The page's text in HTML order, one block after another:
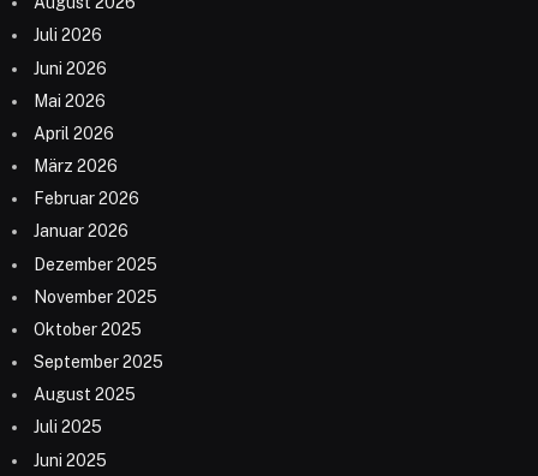
Juli 2026
Juni 2026
Mai 2026
April 2026
März 2026
Februar 2026
Januar 2026
Dezember 2025
November 2025
Oktober 2025
September 2025
August 2025
Juli 2025
Juni 2025